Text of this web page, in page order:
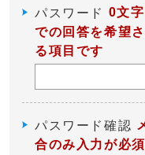
パスワード 0文
での回答を希望
る項目です
パスワード確認
合のみ入力が必